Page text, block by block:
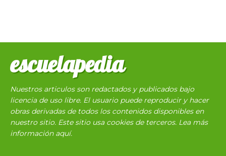
escuelapedia
Nuestros articulos son redactados y publicados bajo
licencia de uso libre. El usuario puede reproducir y hacer
obras derivadas de todos los contenidos disponibles en
nuestro sitio. Este sitio usa cookies de terceros. Lea más
información aquí.